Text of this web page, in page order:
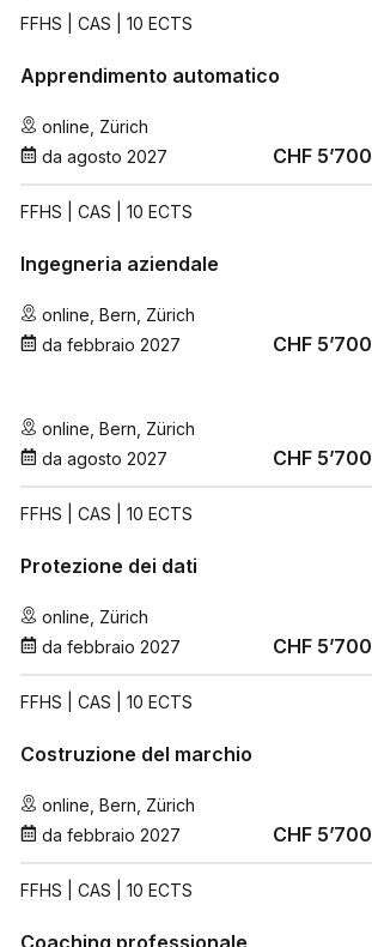
FFHS | CAS | 10 ECTS
Apprendimento automatico
online Zürich
da agosto 2027 CHF 5’700
FFHS | CAS | 10 ECTS
Ingegneria aziendale
online Bern Zürich
da febbraio 2027 CHF 5’700
online Bern Zürich
da agosto 2027 CHF 5’700
FFHS | CAS | 10 ECTS
Protezione dei dati
online Zürich
da febbraio 2027 CHF 5’700
FFHS | CAS | 10 ECTS
Costruzione del marchio
online Bern Zürich
da febbraio 2027 CHF 5’700
FFHS | CAS | 10 ECTS